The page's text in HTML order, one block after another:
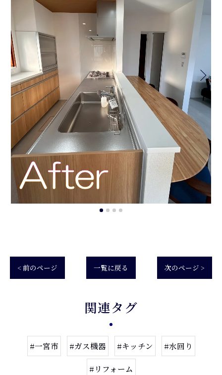
< 前のページ 一覧に戻る 次のページ >
関連タグ
#一宮市 #ガス機器 #キッチン #水回り
#リフォーム